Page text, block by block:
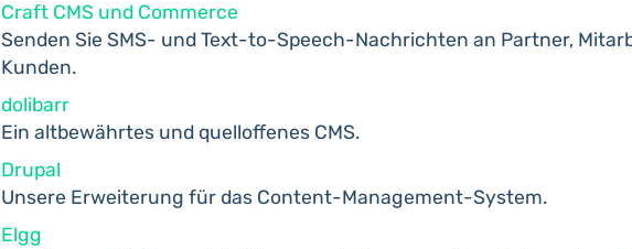
Craft CMS und Commerce
Senden Sie SMS- und Text-to-Speech-Nachrichten an Partner,
Kunden.
dolibarr
Ein altbewährtes und quelloffenes CMS.
Drupal
Unsere Erweiterung für das Content-Management-System.
Elgg